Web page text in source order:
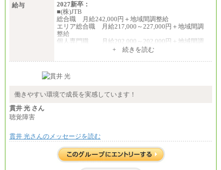
給与
2027新卒：
■(株)JTB
総合職 月給242,000円＋地域間調整給
エリア総合職 月給217,000～227,000円＋地域間調
整給
個人専門職 月給202,000～202,000円＋地域間調
総合職 月給208,000～235,000円
※詳細はJTBキャリアサイトよりご確認ください。
総合職 月給220,000～230,000円＋地域間調整給
整給
※詳細はJTBキャリアサイトよりご確認ください。
+ 続きを読む
働きやすい環境で成長を実感しています！
貫井 光 さん
聴覚障害
貫井 光さんのメッセージを読む